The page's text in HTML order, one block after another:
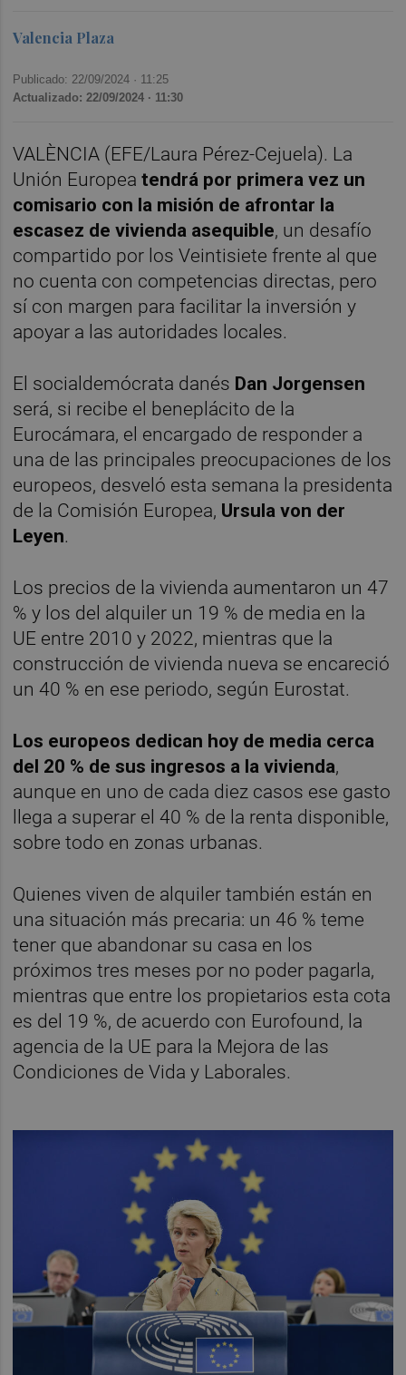
Valencia Plaza
Publicado: 22/09/2024 · 11:25
Actualizado: 22/09/2024 · 11:30
VALÈNCIA (EFE/Laura Pérez-Cejuela). La
Unión Europeatendrá por primera vez un
comisario con la misión de afrontar la
escasez de vivienda asequible, un desafío
compartido por los Veintisiete frente al que
no cuenta con competencias directas, pero
sí con margen para facilitar la inversión y
apoyar a las autoridades locales.
El socialdemócrata danés Dan Jorgensen
será, si recibe el beneplácito de la
Eurocámara, el encargado de responder a
una de las principales preocupaciones de los
europeos, desveló esta semana la presidenta
de la Comisión Europea, Ursula von der
Leyen.
Los precios de la vivienda aumentaron un 47
% y los del alquiler un 19 % de media en la
UE entre 2010 y 2022, mientras que la
construcción de vivienda nueva se encareció
un 40 % en ese periodo, según Eurostat.
Los europeos dedican hoy de media cerca
del 20 % de sus ingresos a la vivienda,
aunque en uno de cada diez casos ese gasto
llega a superar el 40 % de la renta disponible,
sobre todo en zonas urbanas.
Quienes viven de alquiler también están en
una situación más precaria: un 46 % teme
tener que abandonar su casa en los
próximos tres meses por no poder pagarla,
mientras que entre los propietarios esta cota
es del 19 %, de acuerdo con Eurofound, la
agencia de la UE para la Mejora de las
Condiciones de Vida y Laborales.